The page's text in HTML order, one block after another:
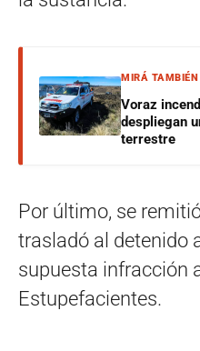
MIRÁ TAMBIÉN
Voraz
despliegan
terrestre
Por último, se
trasladó al detenido
supuesta infracción
Estupefacientes.